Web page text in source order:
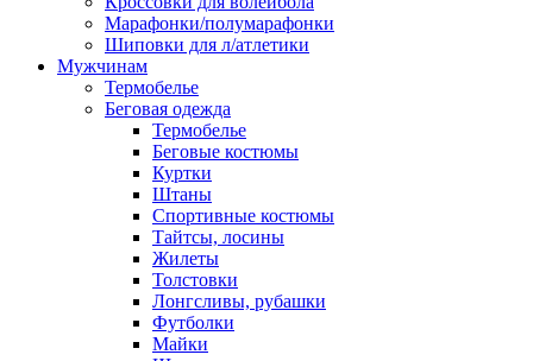
Марафонки/полумарафонки
Шиповки для л/атлетики
Мужчинам
Термобелье
Беговая одежда
Термобелье
Беговые костюмы
Куртки
Штаны
Спортивные костюмы
Тайтсы, лосины
Жилеты
Толстовки
Лонгсливы, рубашки
Футболки
Майки